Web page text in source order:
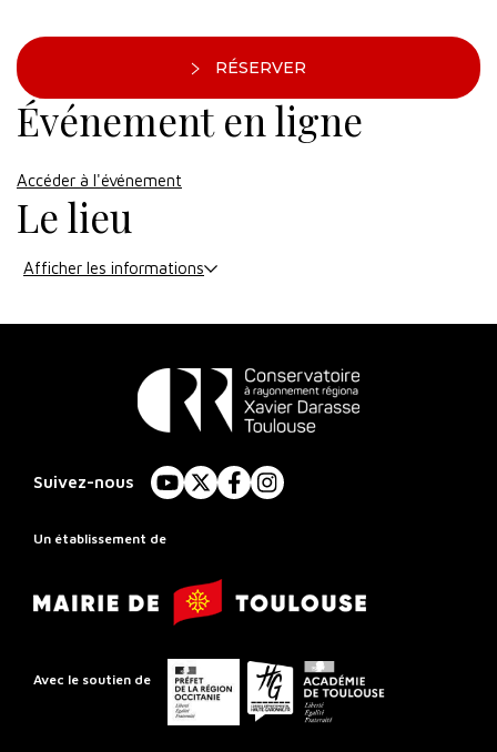
RÉSERVER
Événement en ligne
Accéder à l'événement
Le lieu
Afficher les informations
Rayonnement
Régional
Toulouse
Suivez-nous
YouTube
X FacebookInstagram
Un établissement de
Mairie
de
Avec le soutien de
de
la
Conseil
départemental
Académie
de